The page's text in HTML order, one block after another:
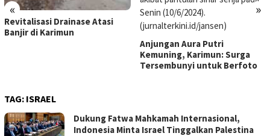
« »
Revitalisasi Drainase Atasi
Banjir di Karimun
Anjungan Aura Putri
Kemuning, Karimun: Surga
Tersembunyi untuk Berfoto
TAG: ISRAEL
Dukung Fatwa Mahkamah Internasional,
Indonesia Minta Israel Tinggalkan Palestina